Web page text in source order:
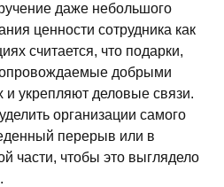
даже небольшого
ценности сотрудника как
считается, что подарки,
добрыми
и укрепляют деловые связи.
организации самого
перерыв или в
части, чтобы это выглядело